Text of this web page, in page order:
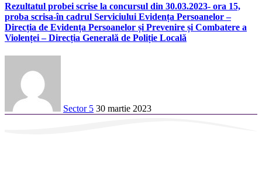
Rezultatul probei scrise la concursul din 30.03.2023- ora 15,
proba scrisa-în cadrul Serviciului Evidența Persoanelor –
Direcția de Evidența Persoanelor și Prevenire și Combatere a
Violenței – Direcția Generală de Poliție Locală
Sector 5 30 martie 2023